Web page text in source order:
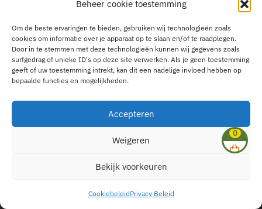
Beheer cookie toestemming
Om de beste ervaringen te bieden, gebruiken wij technologieën zoals
cookies om informatie over je apparaat op te slaan en/of te raadplegen.
Door in te stemmen met deze technologieën kunnen wij gegevens zoals
surfgedrag of unieke ID's op deze site verwerken. Als je geen toestemming
geeft of uw toestemming intrekt, kan dit een nadelige invloed hebben op
bepaalde functies en mogelijkheden.
Accepteren
Weigeren
Bekijk voorkeuren
CookiebeleidPrivacy Beleid
0
licht verteerbare muesli met haver
extra vitaminen, mineralen en sporenelementen
voor het leveren van topprestaties
1 op voorraad
EquiFyt
20kg